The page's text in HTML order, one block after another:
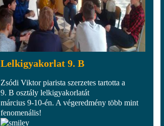
Lelkigyakorlat 9. B
Zsódi Viktor piarista szerzetes tartotta a
9. B osztály lelkigyakorlatát
március 9-10-én. A végeredmény több mint
fenomenális!